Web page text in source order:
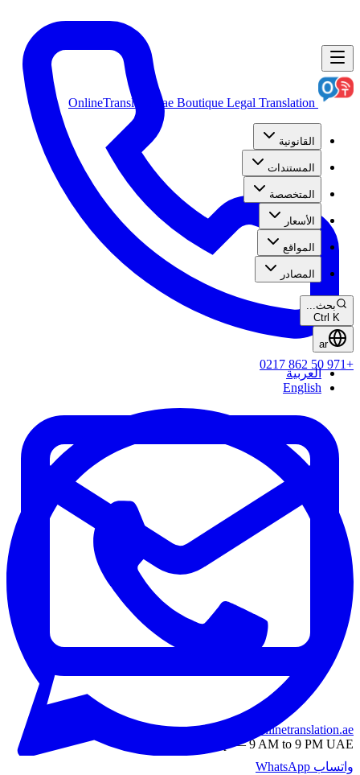
+971 50 862 0217
info@onlinetranslation.ae
WhatsApp — 9 AM to 9 PM UAE
OnlineTranslation.ae Boutique Legal Translation
القانونية
المستندات
المتخصصة
الأسعار
المواقع
المصادر
بحث...
Ctrl K
ar
العربية
English
واتساب WhatsApp